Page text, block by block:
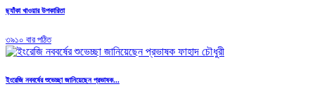
ছ্যাঁকা খাওয়ার উপকারিতা
৩৯১০ বার পঠিত
ইংরেজি নববর্ষের শুভেচ্ছা জানিয়েছেন প্রভাষক...